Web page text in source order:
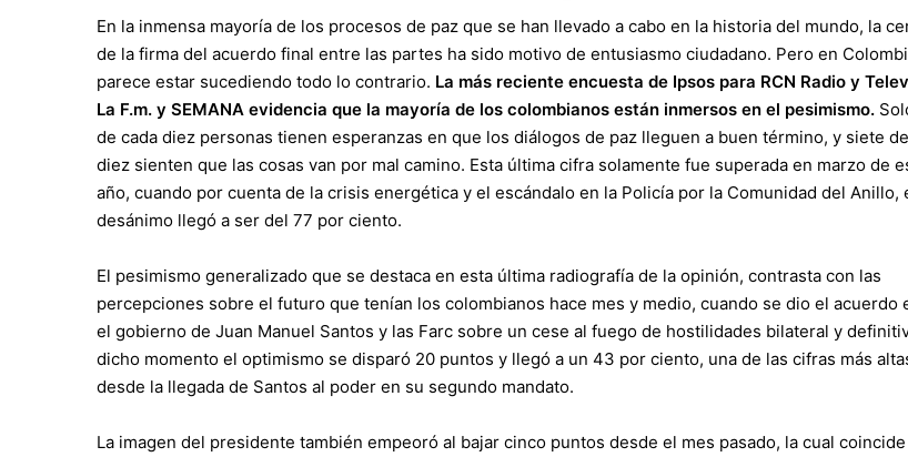
En la inmensa mayoría de los procesos de paz que se han llevado a cabo en la historia del mundo, la
de la firma del acuerdo final entre las partes ha sido motivo de entusiasmo ciudadano. Pero en
parece estar sucediendo todo lo contrario. La más reciente encuesta de Ipsos para RCN Radio y
La F.m. y SEMANA evidencia que la mayoría de los colombianos están inmersos en el pesimismo.
de cada diez personas tienen esperanzas en que los diálogos de paz lleguen a buen término, y siete
diez sienten que las cosas van por mal camino. Esta última cifra solamente fue superada en marzo de
año, cuando por cuenta de la crisis energética y el escándalo en la Policía por la Comunidad del Anillo,
desánimo llegó a ser del 77 por ciento.
El pesimismo generalizado que se destaca en esta última radiografía de la opinión, contrasta con las
percepciones sobre el futuro que tenían los colombianos hace mes y medio, cuando se dio el acuerdo
el gobierno de Juan Manuel Santos y las Farc sobre un cese al fuego de hostilidades bilateral y
dicho momento el optimismo se disparó 20 puntos y llegó a un 43 por ciento, una de las cifras más
desde la llegada de Santos al poder en su segundo mandato.
La imagen del presidente también empeoró al bajar cinco puntos desde el mes pasado, la cual